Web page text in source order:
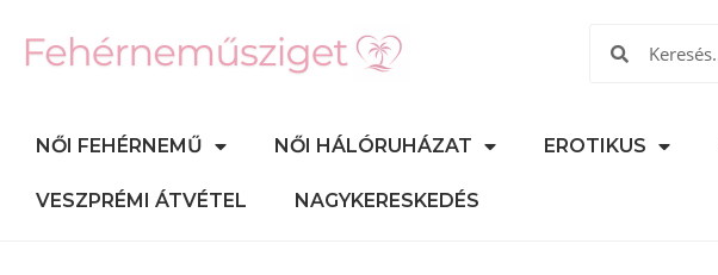
NŐI FEHÉRNEMŰ NŐI HÁLÓRUHÁZAT EROTIKUS
VESZPRÉMI ÁTVÉTEL NAGYKERESKEDÉS